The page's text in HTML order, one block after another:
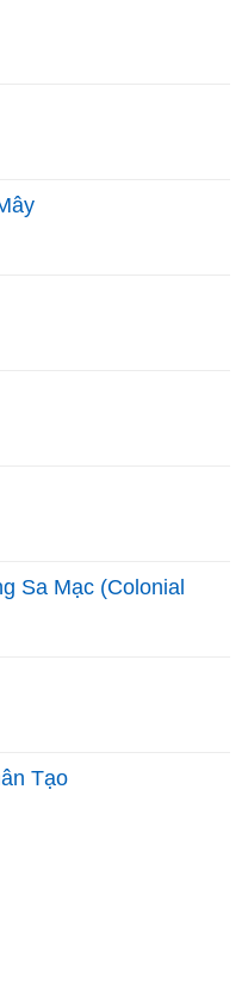
Sa Mạc (Colonial
Tạo